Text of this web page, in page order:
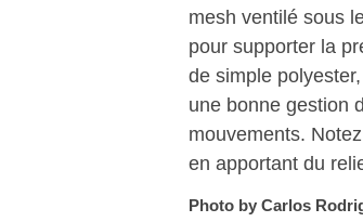
mesh ventilé sous
pour supporter la
de simple
une bonne gestion
mouvements.
en apportant du
Photo by Carlos